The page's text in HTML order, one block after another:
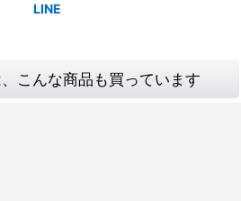
こんな商品も買っています